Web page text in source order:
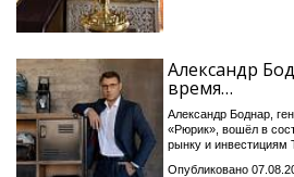
Александр
время…
Александр Боднар,
«Рюрик», вошёл в
рынку и
Опубликовано